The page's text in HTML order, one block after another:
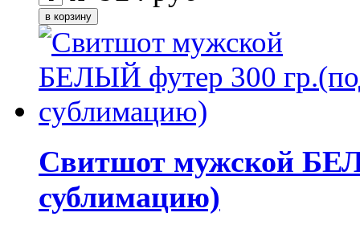
Свитшот мужской
сублимацию)